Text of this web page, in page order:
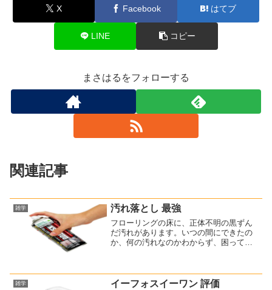
X Facebook はてブ
LINE コピー
まさはるをフォローする
関連記事
雑学 汚れ落とし 最強
フローリングの床に、正体不明の黒ずん
だ汚れがあります。いつの間にできたの
か、何の汚れなのかわからず、困ってい
調べてみたら、良さそうな物を発見！こ
れです↓(functio...
雑学 イーフォスイーワン 評価